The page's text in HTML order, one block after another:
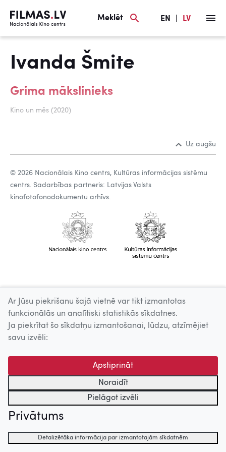
Meklēt EN LV
Ivanda Šmite
Grima mākslinieks
Kino un mēs (2020)
Uz augšu
© 2026 Nacionālais Kino centrs, Kultūras informācijas sistēmu
centrs. Sadarbības partneris: Latvijas Valsts
kinofotofonodokumentu arhīvs.
Ar Jūsu piekrišanu šajā vietnē var tikt izmantotas
funkcionālās un analītiski statistikās sīkdatnes.
Ja piekrītat šo sīkdatņu izmantošanai, lūdzu, atzīmējiet
savu izvēli:
Apstiprināt
Noraidīt
Pielāgot izvēli
Privātums
Detalizētāka informācija par izmantotajām sīkdatnēm